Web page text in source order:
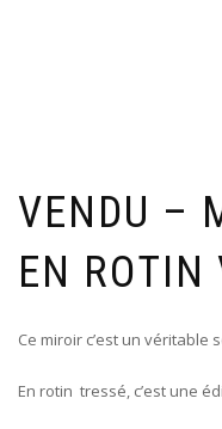
VENDU –
EN ROTIN
Ce miroir c’est un véritable
En rotin tressé, c’est une